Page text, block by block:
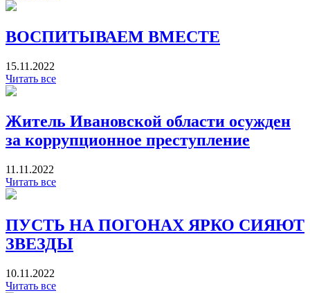
ВОСПИТЫВАЕМ ВМЕСТЕ
15.11.2022
Читать все
Житель Ивановской области осужден
за коррупционное преступление
11.11.2022
Читать все
ПУСТЬ НА ПОГОНАХ ЯРКО СИЯЮТ
ЗВЕЗДЫ
10.11.2022
Читать все